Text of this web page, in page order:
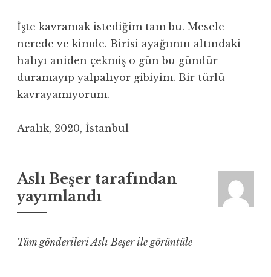
İşte kavramak istediğim tam bu. Mesele
nerede ve kimde. Birisi ayağımın altındaki
halıyı aniden çekmiş o gün bu gündür
duramayıp yalpalıyor gibiyim. Bir türlü
kavrayamıyorum.
Aralık, 2020, İstanbul
Aslı Beşer tarafından
yayımlandı
Tüm gönderileri Aslı Beşer ile görüntüle